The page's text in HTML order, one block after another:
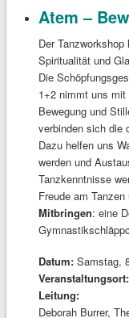
Atem –
Der
Spiritualität und
Die
1+2 nimmt uns
Bewegung und
verbinden sich die
Dazu helfen uns
werden und
Tanzkenntnisse
Freude am
Mitbringen: eine
Datum: Samstag,
Veranstaltungsort:
Leitung:
Deborah Burrer,